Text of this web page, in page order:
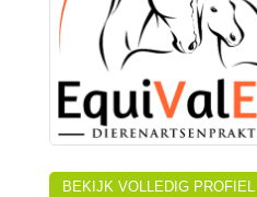
BEKIJK VOLLEDIG PROFIEL